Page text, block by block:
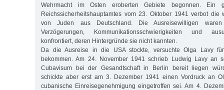
Wehrmacht im Osten eroberten Gebiete begonnen. Ein
Reichssicherheitshauptamtes vom 23. Oktober 1941 verbot die
von Juden aus Deutschland. Die Ausreisewilligen waren
Verzögerungen, Kommunikationsschwierigkeiten und
konfrontiert, deren Hintergründe sie nicht kannten.
Da die Ausreise in die USA stockte, versuchte Olga Lavy
bekommen. Am 24. November 1941 schrieb Ludwig Lavy an
Cubavisum bei der Gesandtschaft in Berlin bereit liegen
schickte aber erst am 3. Dezember 1941 einen Vordruck an
cubanische Einreisegenehmigung eingetroffen sei. Am 4.